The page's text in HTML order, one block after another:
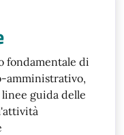
fondamentale di
amministrativo,
guida delle